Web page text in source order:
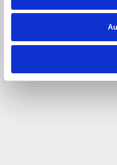
2 rue de l'Oberlin, 39290